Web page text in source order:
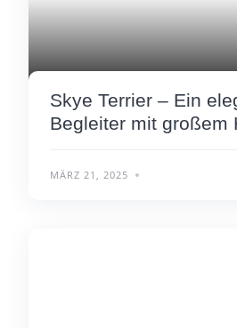
Skye Terrier – Ein
Begleiter mit großem
MÄRZ 21, 2025